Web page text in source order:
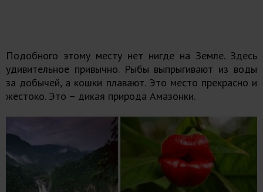
Подобного этому месту нет нигде на Земле. Здесь
удивительное привычно. Рыбы выпрыгивают из воды
за добычей, а кошки плавают. Это место прекрасно и
жестоко. Это – дикая природа Амазонки.